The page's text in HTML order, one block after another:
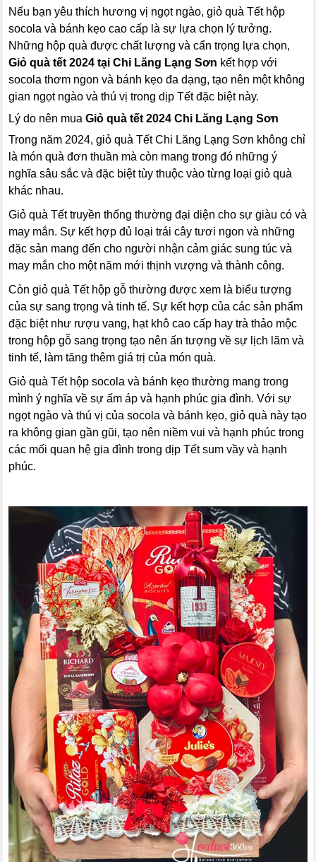
Nếu bạn yêu thích hương vị ngọt ngào, giỏ quà Tết hộp
socola và bánh kẹo cao cấp là sự lựa chọn lý tưởng.
Những hộp quà được chất lượng và cẩn trọng lựa chọn,
Giỏ quà tết 2024 tại Chi Lăng Lạng Sơn kết hợp với
socola thơm ngon và bánh kẹo đa dạng, tạo nên một không
gian ngọt ngào và thú vị trong dịp Tết đặc biệt này.
Lý do nên muaGiỏ quà tết 2024 Chi Lăng Lạng Sơn
Trong năm 2024, giỏ quà Tết Chi Lăng Lạng Sơn không chỉ
là món quà đơn thuần mà còn mang trong đó những ý
nghĩa sâu sắc và đặc biệt tùy thuộc vào từng loại giỏ quà
khác nhau.
Giỏ quà Tết truyền thống thường đại diện cho sự giàu có và
may mắn. Sự kết hợp đủ loại trái cây tươi ngon và những
đặc sản mang đến cho người nhận cảm giác sung túc và
may mắn cho một năm mới thịnh vượng và thành công.
Còn giỏ quà Tết hộp gỗ thường được xem là biểu tượng
của sự sang trọng và tinh tế. Sự kết hợp của các sản phẩm
đặc biệt như rượu vang, hạt khô cao cấp hay trà thảo mộc
trong hộp gỗ sang trọng tạo nên ấn tượng về sự lịch lãm và
tinh tế, làm tăng thêm giá trị của món quà.
Giỏ quà Tết hộp socola và bánh kẹo thường mang trong
mình ý nghĩa về sự ấm áp và hạnh phúc gia đình. Với sự
ngọt ngào và thú vị của socola và bánh kẹo, giỏ quà này tạo
ra không gian gần gũi, tạo nên niềm vui và hạnh phúc trong
các mối quan hệ gia đình trong dịp Tết sum vầy và hạnh
phúc.